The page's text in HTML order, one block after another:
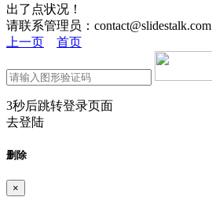
出了点状况！
请联系管理员：contact@slidestalk.com
上一页
首页
3秒后跳转登录页面
去登陆
删除
×